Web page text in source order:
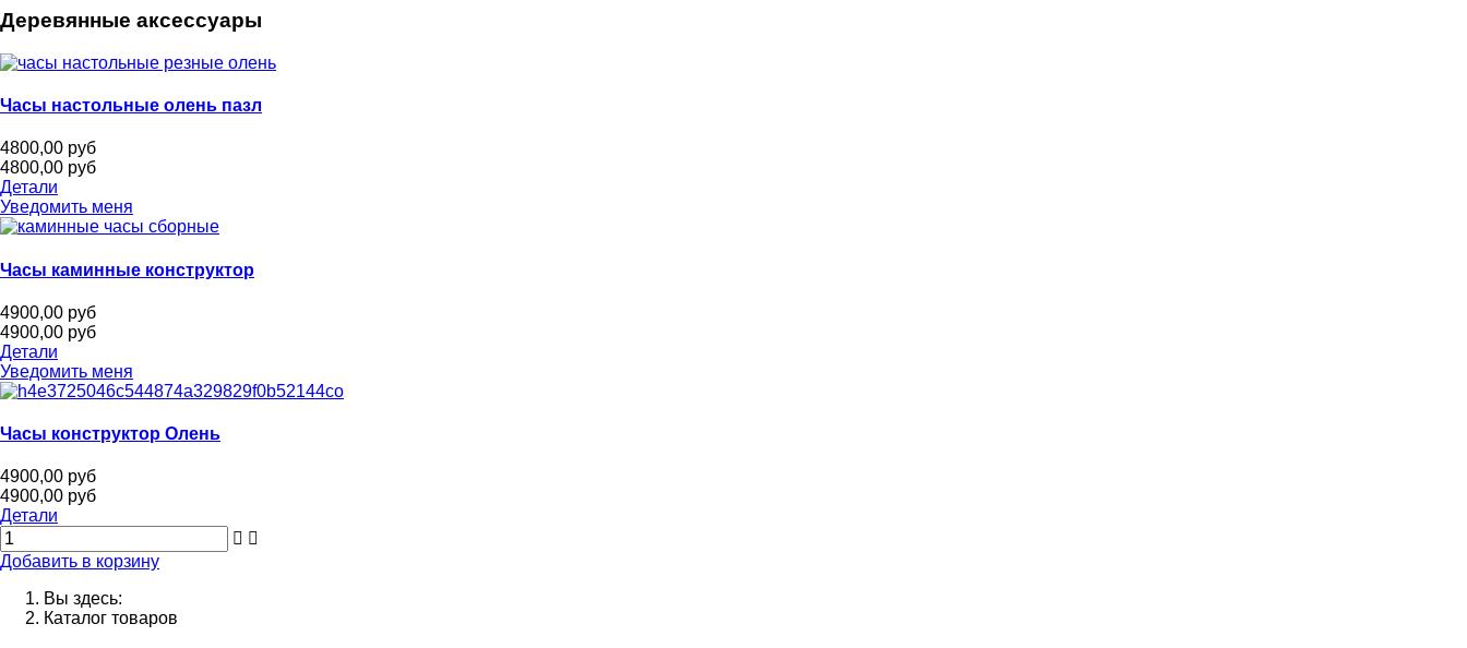
Деревянные аксессуары
Часы настольные олень пазл
4800,00 руб
4800,00 руб
Детали
Уведомить меня
Часы каминные конструктор
4900,00 руб
4900,00 руб
Детали
Уведомить меня
Часы конструктор Олень
4900,00 руб
4900,00 руб
Детали
Добавить в корзину
Вы здесь:
Каталог товаров